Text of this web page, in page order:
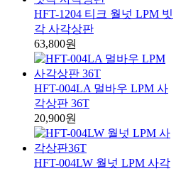
HFT-1204 티크 월넛 LPM 빗
각 사각상판
63,800원
HFT-004LA 멀바우 LPM 사
각상판 36T
20,900원
HFT-004LW 월넛 LPM 사각